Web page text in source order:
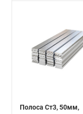
Полоса Ст3, 50мм,